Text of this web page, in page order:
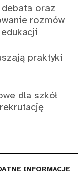
debata oraz
rozmów
praktyki
dla szkół
INFORMACJE